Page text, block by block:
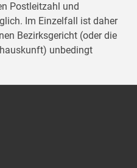
Postleitzahl und
Im Einzelfall ist daher
Bezirksgericht (oder die
unbedingt